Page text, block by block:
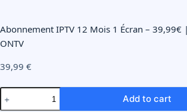
Abonnement IPTV 12 Mois 1 Écran – 39,99€
ONTV
39,99 €
Add to cart